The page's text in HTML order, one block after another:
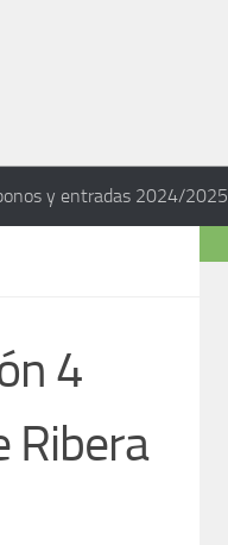
y entradas 2024/2025
4
Ribera